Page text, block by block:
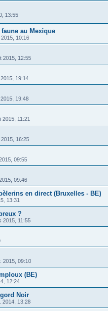
13:55
au Mexique
10:16
2015, 12:55
19:14
19:48
11:21
16:25
09:55
09:46
en direct (Bruxelles - BE)
13:31
?
2015, 11:55
2015, 09:10
(BE)
12:24
Noir
2014, 13:28